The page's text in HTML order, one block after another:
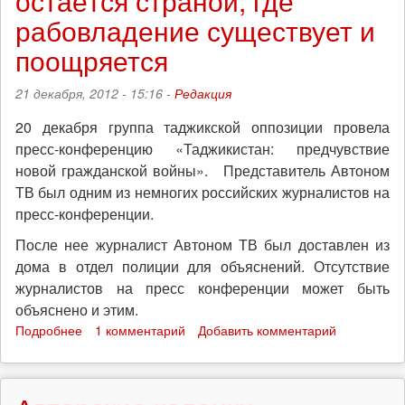
рабовладение существует и
поощряется
21 декабря, 2012 - 15:16 - Редакция
20 декабря группа таджикской оппозиции провела
пресс-конференцию «Таджикистан: предчувствие
новой гражданской войны». Представитель Автоном
ТВ был одним из немногих российских журналистов на
пресс-конференции.
После нее журналист Автоном ТВ был доставлен из
дома в отдел полиции для объяснений. Отсутствие
журналистов на пресс конференции может быть
объяснено и этим.
Подробнее
таджикской
оппозиции:
1 комментарий Добавить комментарий